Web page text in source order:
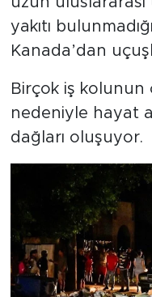
yakıtı
Kanada’dan
Birçok iş kolunun
nedeniyle hayat
dağları oluşuyor.